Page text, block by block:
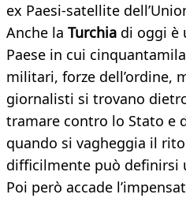
ex Paesi-satellite
Anche la Turchia di oggi è
Paese in cui
militari, forze dell’ordine,
giornalisti si trovano
tramare contro lo Stato e
quando si vagheggia il
difficilmente può definirsi
Poi però accade